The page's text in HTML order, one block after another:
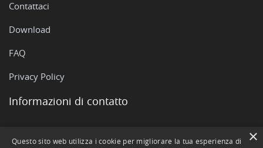
Contattaci
Download
FAQ
Privacy Policy
Informazioni di contatto
×
Questo sito web utilizza i cookie per migliorare la tua esperienza di